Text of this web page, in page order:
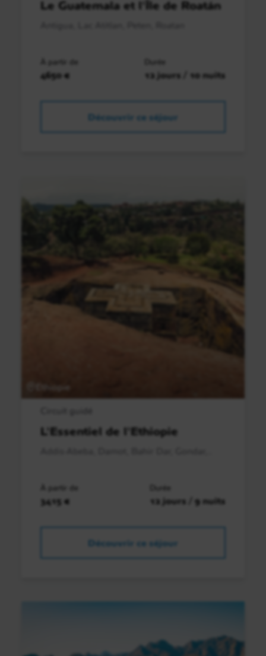
Le Guatemala et l'Île de Roatán
À partir de
4650 €
Durée
12 jours / 10 nuits
Découvrir ce séjour
L'Essentiel de l'Ethiopie
À partir de
3415 €
Durée
12 jours / 9 nuits
Découvrir ce séjour